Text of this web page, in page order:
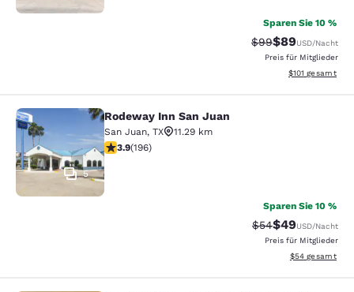
Sparen Sie 10 %
Durchgestrichener
$99Vergünstigter
$89USD/Nacht
Preis für Mitglieder
Geschätzte
$101 gesamt
Rodeway Inn San Juan
5
Rodeway Inn San Juan
San Juan, TX
11.29 km
3.91-Sterne-Bewertung. Gut. 196 Bewertungen
3.9(196)
Sparen Sie 10 %
$54Vergünstigter
$49USD/Nacht
Preis für Mitglieder
Geschätzte
$54 gesamt